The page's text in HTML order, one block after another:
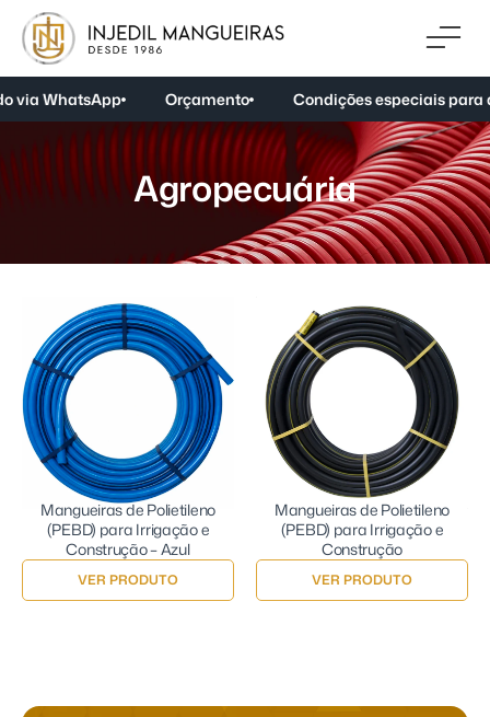
via WhatsApp Orçamento Condições especiais para
Agropecuária
Mangueiras de Polietileno
(PEBD) para Irrigação e
Construção – Azul
VER PRODUTO
Mangueiras de Polietileno
(PEBD) para Irrigação e
Construção
VER PRODUTO